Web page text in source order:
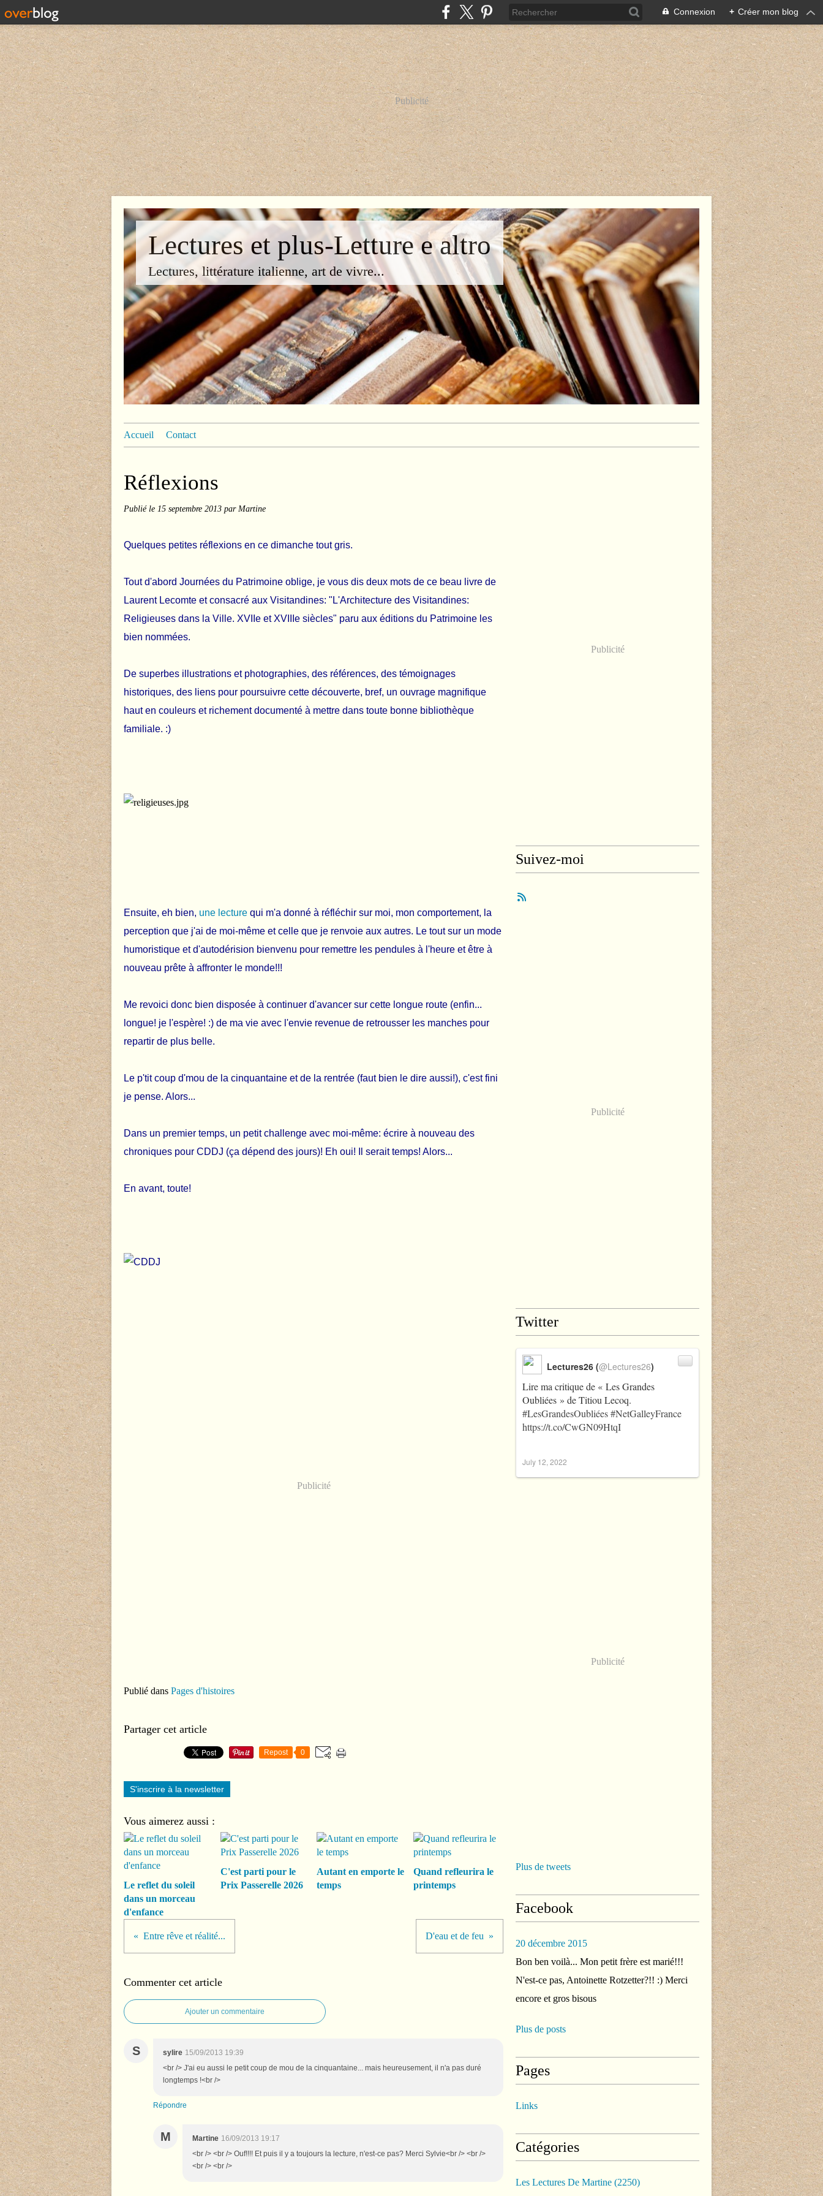
Connexion + Créer mon blog
Publicité
Lectures et plus-Letture e altro
Lectures, littérature italienne, art de vivre...
Accueil Contact
Réflexions
Publié le 15 septembre 2013 par Martine
Quelques petites réflexions en ce dimanche tout gris.
Tout d'abord Journées du Patrimoine oblige, je vous dis deux mots de ce beau livre de
Laurent Lecomte et consacré aux Visitandines: "L'Architecture des Visitandines:
Religieuses dans la Ville. XVIIe et XVIIIe siècles" paru aux éditions du Patrimoine les
bien nommées.
De superbes illustrations et photographies, des références, des témoignages
historiques, des liens pour poursuivre cette découverte, bref, un ouvrage magnifique
haut en couleurs et richement documenté à mettre dans toute bonne bibliothèque
familiale. :)
Ensuite, eh bien, une lecture qui m'a donné à réfléchir sur moi, mon comportement, la
perception que j'ai de moi-même et celle que je renvoie aux autres. Le tout sur un mode
humoristique et d'autodérision bienvenu pour remettre les pendules à l'heure et être à
nouveau prête à affronter le monde!!!
Me revoici donc bien disposée à continuer d'avancer sur cette longue route (enfin...
longue! je l'espère! :) de ma vie avec l'envie revenue de retrousser les manches pour
repartir de plus belle.
Le p'tit coup d'mou de la cinquantaine et de la rentrée (faut bien le dire aussi!), c'est fini
je pense. Alors...
Dans un premier temps, un petit challenge avec moi-même: écrire à nouveau des
chroniques pour CDDJ (ça dépend des jours)! Eh oui! Il serait temps! Alors...
En avant, toute!
Publicité
Publié dans Pages d'histoires
Partager cet article
Repost 0
S'inscrire à la newsletter
Vous aimerez aussi :
Le reflet du soleil
dans un morceau
d'enfance
C'est parti pour le
Prix Passerelle 2026
Autant en emporte le
temps
Quand refleurira le
printemps
Entre rêve et réalité... D'eau et de feu
Commenter cet article
Ajouter un commentaire
S sylire 15/09/2013 19:39
<br /> J'ai eu aussi le petit coup de mou de la cinquantaine... mais heureusement, il n'a pas duré
longtemps !<br />
Répondre
M Martine 16/09/2013 19:17
<br /> <br /> Ouf!!!! Et puis il y a toujours la lecture, n'est-ce pas? Merci Sylvie<br /> <br />
<br /> <br />
Publicité
Suivez-moi
Publicité
Twitter
Lire ma critique de « Les Grandes
Oubliées » de Titiou Lecoq.
#LesGrandesOubliées#NetGalleyFrance
https://t.co/CwGN09HtqI
Lectures26 (@Lectures26)
July 12, 2022
Publicité
Plus de tweets
Facebook
20 décembre 2015
Bon ben voilà... Mon petit frère est marié!!!
N'est-ce pas, Antoinette Rotzetter?!! :) Merci
encore et gros bisous
Plus de posts
Pages
Links
Catégories
Les Lectures De Martine (2250)